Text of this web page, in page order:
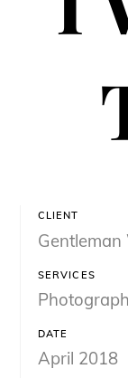
CLIENT
Gentleman
SERVICES
DATE
April 2018